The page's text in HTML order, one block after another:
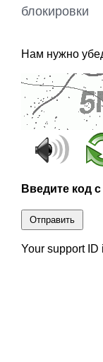
блокировки
Нам нужно
Введите код
Отправить
Your support